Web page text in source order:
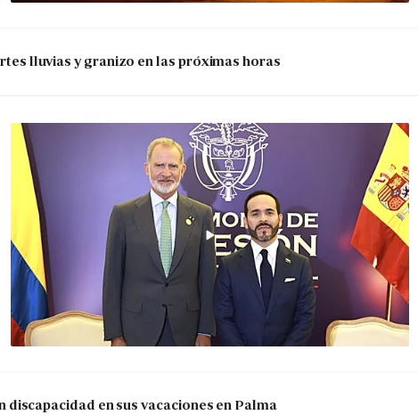
lluvias y granizo en las próximas horas
discapacidad en sus vacaciones en Palma